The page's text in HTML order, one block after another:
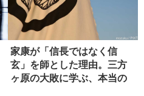
家康が「信長ではなく信
玄」を師とした理由。三方
ヶ原の大敗に学ぶ、本当の